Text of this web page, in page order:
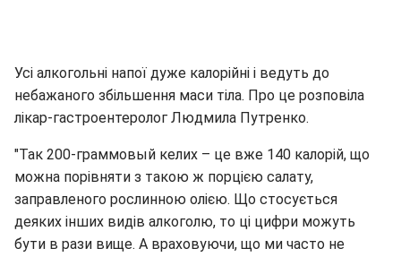
Усі алкогольні напої дуже калорійні і ведуть до
небажаного збільшення маси тіла. Про це розповіла
лікар-гастроентеролог Людмила Путренко.
"Так 200-граммовый келих – це вже 140 калорій, що
можна порівняти з такою ж порцією салату,
заправленого рослинною олією. Що стосується
деяких інших видів алкоголю, то ці цифри можуть
бути в рази вище. А враховуючи, що ми часто не